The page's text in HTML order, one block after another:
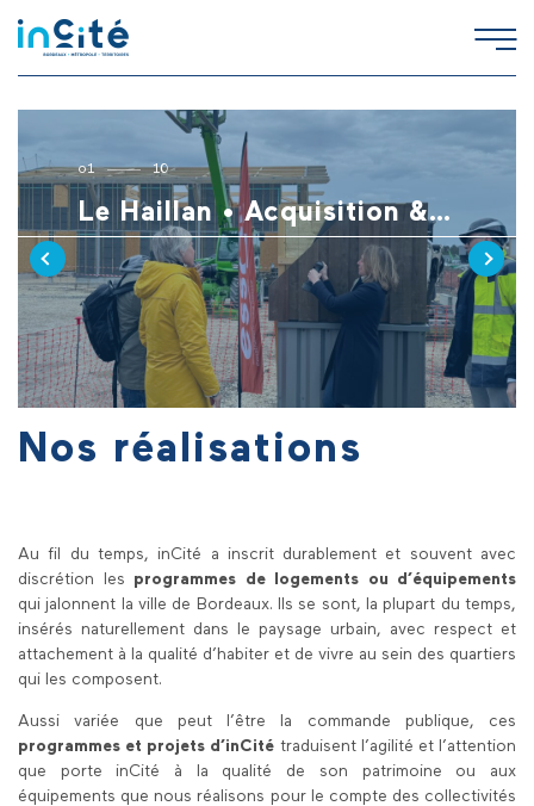
Le Haillan • Acquisition & gestion de 2 “maisons artisanales” au cœur d’un village d’artisans
o1 10
Nos réalisations
Au fil du temps, inCité a inscrit durablement et souvent avec
discrétion les programmes de logements ou d’équipements
qui jalonnent la ville de Bordeaux. Ils se sont, la plupart du temps,
insérés naturellement dans le paysage urbain, avec respect et
attachement à la qualité d’habiter et de vivre au sein des quartiers
qui les composent.
Aussi variée que peut l’être la commande publique, ces
programmes et projets d’inCité traduisent l’agilité et l’attention
que porte inCité à la qualité de son patrimoine ou aux
équipements que nous réalisons pour le compte des collectivités